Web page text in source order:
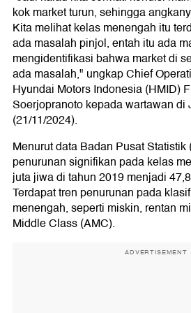
kok market turun, sehingga
Kita melihat kelas menengah itu
ada masalah pinjol, entah itu ada
mengidentifikasi bahwa market di
ada masalah," ungkap Chief
Hyundai Motors Indonesia (HMID)
Soerjopranoto kepada wartawan di
(21/11/2024).
Menurut data Badan Pusat Statistik
penurunan signifikan pada kelas
juta jiwa di tahun 2019 menjadi
Terdapat tren penurunan pada
menengah, seperti miskin, rentan
Middle Class (AMC).
ADVERTISEMENT